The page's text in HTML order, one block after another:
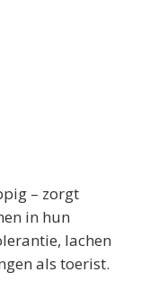
– zorgt
in hun
lachen
als toerist.